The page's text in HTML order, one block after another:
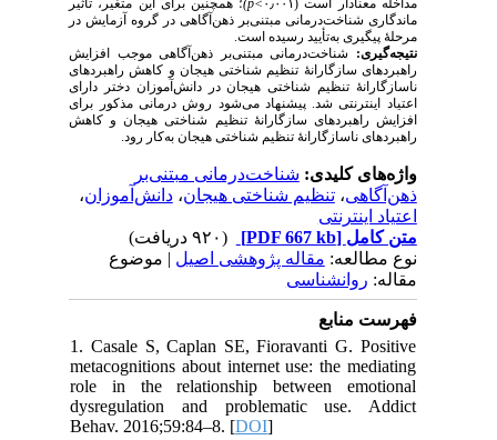
مداخله معنادار است (۰٫۰۰۱
>p)
؛ همچنین برای این متغیر، تأثیر
ماندگاری شناخت‌درمانی مبتنی‌بر ذهن‌آگاهی در گروه آزمایش در
مرحلهٔ پیگیری به‌تأیید رسیده است.
نتیجه‌گیری:شناخت‌درمانی مبتنی‌بر ذهن‌آگاهی موجب افزایش
راهبردهای سازگارانهٔ تنظیم شناختی هیجان و کاهش راهبردهای
ناسازگارانهٔ تنظیم شناختی هیجان در دانش‌آموزان دختر دارای
اعتیاد اینترنتی شد. پیشنهاد می‌شود روش درمانی مذکور برای
افزایش راهبردهای سازگارانهٔ تنظیم شناختی هیجان و کاهش
راهبردهای ناسازگارانهٔ تنظیم شناختی هیجان به‌کار رود.
واژه‌های کلیدی:شناخت‌درمانی مبتنی‌بر
ذهن‌آگاهی،تنظیم شناختی هیجان،دانش‌آموزان،
اعتیاد اینترنتی
متن کامل[PDF 667 kb]
نوع مطالعه:مقاله پژوهشی اصیل| موضوع
مقاله:روانشناسی
فهرست منابع
1. Casale S, Caplan SE, Fioravanti G. Positive
metacognitions about internet use: the mediating
role in the relationship between emotional
dysregulation and problematic use. Addict
Behav. 2016;59:84–8. [DOI